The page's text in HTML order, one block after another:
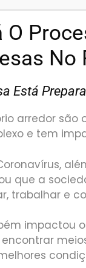
O
No
Está
arredor
e tem
que a
trabalhar e
impactou